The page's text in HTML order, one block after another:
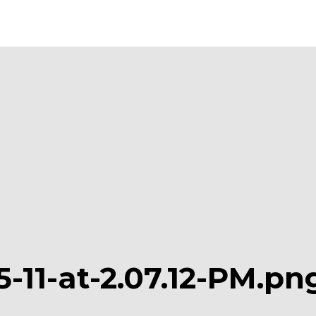
at-2.07.12-